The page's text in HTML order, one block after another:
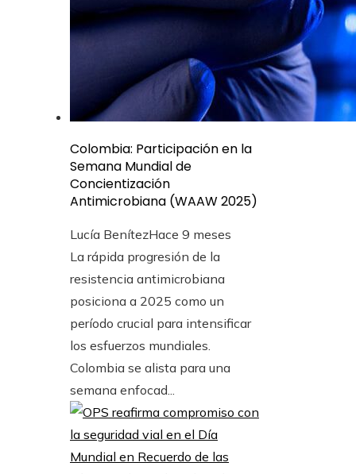
Colombia: Participación en la
Semana Mundial de
Concientización
Antimicrobiana (WAAW 2025)
Lucía BenítezHace 9 meses
La rápida progresión de la
resistencia antimicrobiana
posiciona a 2025 como un
período crucial para intensificar
los esfuerzos mundiales.
Colombia se alista para una
semana enfocad...